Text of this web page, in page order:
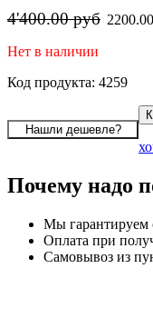
4'400.00 руб
Нет в наличии
Код продукта: 4259
Почему надо
Мы гарантируем
Оплата при
Самовывоз из